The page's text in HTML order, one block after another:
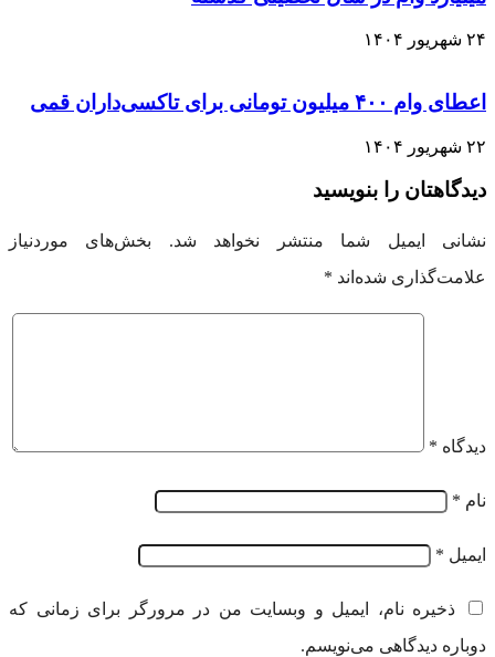
۲۴ شهریور ۱۴۰۴
اعطای وام ۴۰۰ میلیون تومانی برای تاکسی‌داران قمی
۲۲ شهریور ۱۴۰۴
دیدگاهتان را بنویسید
نشانی ایمیل شما منتشر نخواهد شد.
بخش‌های موردنیاز
علامت‌گذاری شده‌اند *
دیدگاه *
نام *
ایمیل *
ذخیره نام، ایمیل و وبسایت من در مرورگر برای زمانی که
دوباره دیدگاهی می‌نویسم.